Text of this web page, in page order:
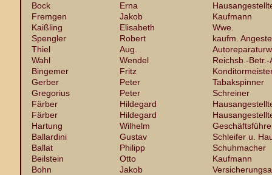
Bock
Erna
Fremgen
Jakob
Kaufmann
Kaißling
Elisabeth
Wwe.
Spengler
Robert
kaufm.
Thiel
Aug.
Wahl
Wendel
Reichsb.-Betr.-
Bingemer
Fritz
Gerber
Peter
Tabakspinner
Gregorius
Peter
Schreiner
Färber
Hildegard
Färber
Hildegard
Hartung
Wilhelm
Ballardini
Gustav
Schleifer u.
Ballat
Philipp
Schuhmacher
Beilstein
Otto
Kaufmann
Bohn
Jakob